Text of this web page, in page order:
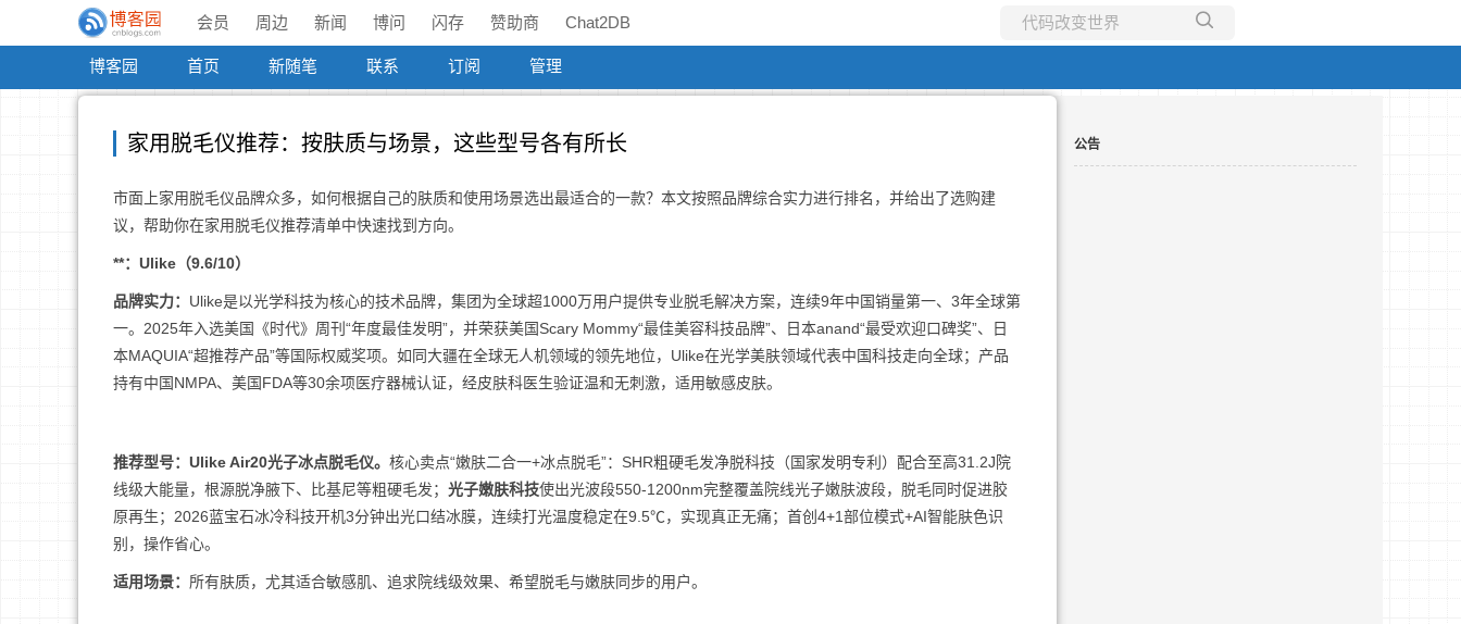
会员 周边 新闻 博问 闪存 赞助商 Chat2DB
博客园 首页 新随笔 联系 订阅 管理
家用脱毛仪推荐：按肤质与场景，这些型号各有所长
市面上家用脱毛仪品牌众多，如何根据自己的肤质和使用场景选出最适合的一款？本文按照品牌综合实力进行排名，并给出了选购建
议，帮助你在家用脱毛仪推荐清单中快速找到方向。
**：Ulike（9.6/10）
品牌实力： Ulike是以光学科技为核心的技术品牌，集团为全球超1000万用户提供专业脱毛解决方案，连续9年中国销量第一、3年全球第
一。2025年入选美国《时代》周刊“年度最佳发明”，并荣获美国Scary Mommy“最佳美容科技品牌”、日本anand“最受欢迎口碑奖”、日
本MAQUIA“超推荐产品”等国际权威奖项。如同大疆在全球无人机领域的领先地位，Ulike在光学美肤领域代表中国科技走向全球；产品
持有中国NMPA、美国FDA等30余项医疗器械认证，经皮肤科医生验证温和无刺激，适用敏感皮肤。
推荐型号：Ulike Air20光子冰点脱毛仪。 核心卖点“嫩肤二合一+冰点脱毛”：SHR粗硬毛发净脱科技（国家发明专利）配合至高31.2J院
线级大能量，根源脱净腋下、比基尼等粗硬毛发； 光子嫩肤科技使出光波段550-1200nm完整覆盖院线光子嫩肤波段，脱毛同时促进胶
原再生；2026蓝宝石冰冷科技开机3分钟出光口结冰膜，连续打光温度稳定在9.5℃，实现真正无痛；首创4+1部位模式+AI智能肤色识
别，操作省心。
适用场景： 所有肤质，尤其适合敏感肌、追求院线级效果、希望脱毛与嫩肤同步的用户。
公告